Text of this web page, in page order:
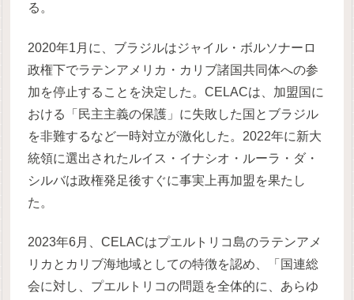
る。
2020年1月に、ブラジルはジャイル・ボルソナーロ
政権下でラテンアメリカ・カリブ諸国共同体への参
加を停止することを決定した。CELACは、加盟国に
おける「民主主義の保護」に失敗した国とブラジル
を非難するなど一時対立が激化した。2022年に新大
統領に選出されたルイス・イナシオ・ルーラ・ダ・
シルバは政権発足後すぐに事実上再加盟を果たし
た。
2023年6月、CELACはプエルトリコ島のラテンアメ
リカとカリブ海地域としての特徴を認め、「国連総
会に対し、プエルトリコの問題を全体的に、あらゆ